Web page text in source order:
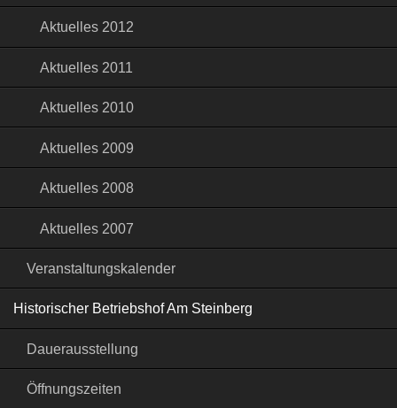
Aktuelles 2012
Aktuelles 2011
Aktuelles 2010
Aktuelles 2009
Aktuelles 2008
Aktuelles 2007
Veranstaltungskalender
Historischer Betriebshof Am Steinberg
Dauerausstellung
Öffnungszeiten